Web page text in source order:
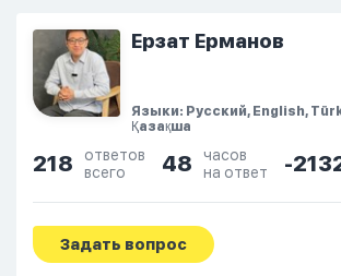
Ерзат Ерманов
Языки: Русский, English,
Қазақша
218
ответов
всего
48
часов
на ответ
-
Задать вопрос